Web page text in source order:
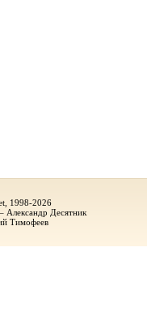
1998-2026
Александр Десятник
Тимофеев